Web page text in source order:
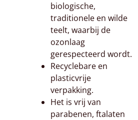
biologische,
traditionele en wilde
teelt, waarbij de
ozonlaag
gerespecteerd wordt.
Recyclebare en
plasticvrije
verpakking.
Het is vrij van
parabenen, ftalaten